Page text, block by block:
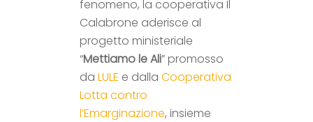
fenomeno,la cooperativa Il
Calabrone aderisce al
progetto ministeriale
“Mettiamo le Ali” promosso
daLULE e dallaCooperativa
Lotta contro
l’Emarginazione, insieme